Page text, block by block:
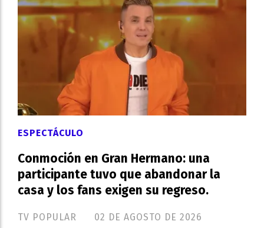
Conmoción en Gran Hermano: una
participante tuvo que abandonar la
casa y los fans exigen su regreso.
TV POPULAR
ESPECTÁCULO
02 DE AGOSTO DE 2026